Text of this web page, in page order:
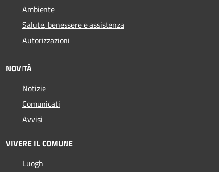
Ambiente
Salute, benessere e assistenza
Autorizzazioni
NOVITÀ
Notizie
Comunicati
Avvisi
VIVERE IL COMUNE
Luoghi